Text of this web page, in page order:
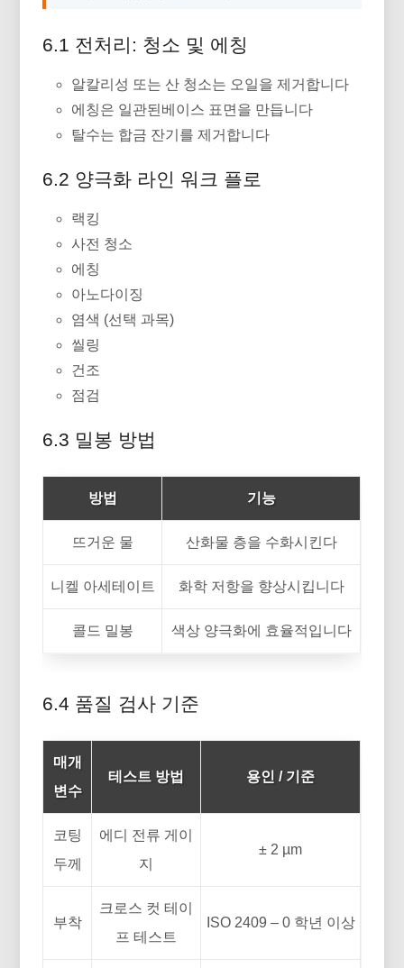
6.1 전처리: 청소 및 에칭
알칼리성 또는 산 청소는 오일을 제거합니다
에칭은 일관된베이스 표면을 만듭니다
탈수는 합금 잔기를 제거합니다
6.2 양극화 라인 워크 플로
랙킹
사전 청소
에칭
아노다이징
염색 (선택 과목)
씰링
건조
점검
6.3 밀봉 방법
방법 기능
뜨거운 물 산화물 층을 수화시킨다
니켈 아세테이트 화학 저항을 향상시킵니다
콜드 밀봉 색상 양극화에 효율적입니다
6.4 품질 검사 기준
매개
변수
테스트 방법 용인 / 기준
코팅
두께
에디 전류 게이
지
± 2 µm
부착
크로스 컷 테이
프 테스트
ISO 2409 – 0 학년 이상